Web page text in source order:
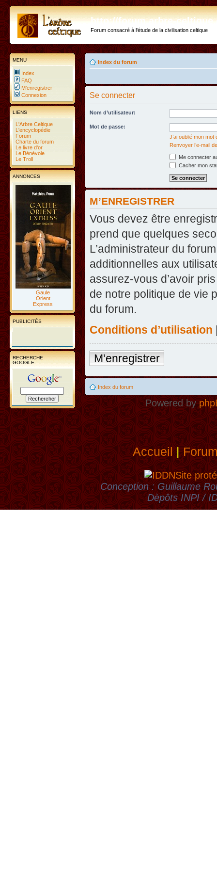
http://forum.arbre-
Forum consacré à l'étude de la civilisation celtique
MENU
Index
FAQ
M’enregistrer
Connexion
LIENS
L'Arbre Celtique
L'encyclopédie
Forum
Charte du forum
Le livre d'or
Le Bénévole
Le Troll
ANNONCES
Gaule
Orient
Express
PUBLICITÉS
RECHERCHE
GOOGLE
Index du forum
Se connecter
Nom d’utilisateur:
Mot de passe:
J’ai oublié mon mot
Renvoyer l’e-mail
Me connecter
Cacher mon
M’ENREGISTRER
Vous devez être
prend que quelques
L’administrateur du
additionnelles aux
assurez-vous d’avoir
de notre politique de vie
du forum.
Conditions d’utilisation
M’enregistrer
Index du forum
Powered by
Accueil|
Site
Conception : Guillaume
Dèpôts INPI /